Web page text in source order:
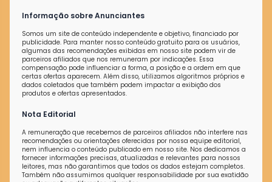
Informação sobre Anunciantes
Somos um site de conteúdo independente e objetivo, financiado por
publicidade. Para manter nosso conteúdo gratuito para os usuários,
algumas das recomendações exibidas em nosso site podem vir de
parceiros afiliados que nos remuneram por indicações. Essa
compensação pode influenciar a forma, a posição e a ordem em que
certas ofertas aparecem. Além disso, utilizamos algoritmos próprios e
dados coletados que também podem impactar a exibição dos
produtos e ofertas apresentados.
Nota Editorial
A remuneração que recebemos de parceiros afiliados não interfere nas
recomendações ou orientações oferecidas por nossa equipe editorial,
nem influencia o conteúdo publicado em nosso site. Nos dedicamos a
fornecer informações precisas, atualizadas e relevantes para nossos
leitores, mas não garantimos que todos os dados estejam completos.
Também não assumimos qualquer responsabilidade por sua exatidão